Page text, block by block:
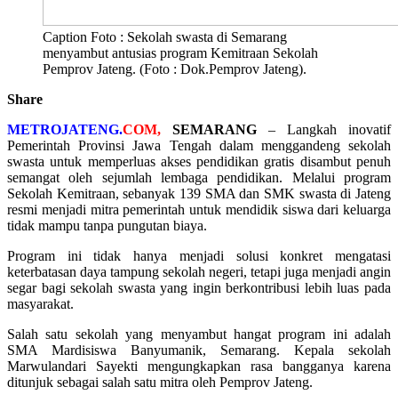
Caption Foto : Sekolah swasta di Semarang
menyambut antusias program Kemitraan Sekolah
Pemprov Jateng. (Foto : Dok.Pemprov Jateng).
Share
METROJATENG.COM, SEMARANG – Langkah inovatif
Pemerintah Provinsi Jawa Tengah dalam menggandeng sekolah
swasta untuk memperluas akses pendidikan gratis disambut penuh
semangat oleh sejumlah lembaga pendidikan. Melalui program
Sekolah Kemitraan, sebanyak 139 SMA dan SMK swasta di Jateng
resmi menjadi mitra pemerintah untuk mendidik siswa dari keluarga
tidak mampu tanpa pungutan biaya.
Program ini tidak hanya menjadi solusi konkret mengatasi
keterbatasan daya tampung sekolah negeri, tetapi juga menjadi angin
segar bagi sekolah swasta yang ingin berkontribusi lebih luas pada
masyarakat.
Salah satu sekolah yang menyambut hangat program ini adalah
SMA Mardisiswa Banyumanik, Semarang. Kepala sekolah
Marwulandari Sayekti mengungkapkan rasa bangganya karena
ditunjuk sebagai salah satu mitra oleh Pemprov Jateng.